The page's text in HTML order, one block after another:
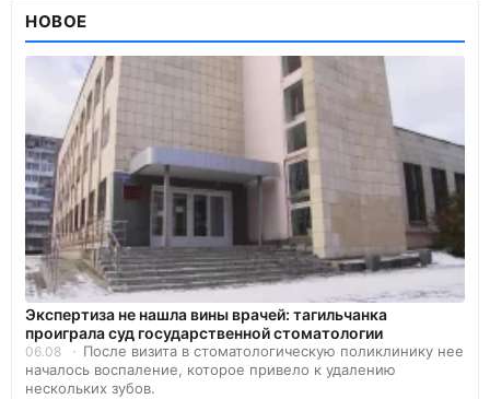
НОВОЕ
Экспертиза не нашла вины врачей: тагильчанка
проиграла суд государственной стоматологии
06.08
После визита в стоматологическую поликлинику нее
началось воспаление, которое привело к удалению
нескольких зубов.